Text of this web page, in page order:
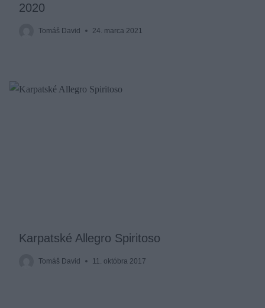
2020
Tomáš David 24. marca 2021
Karpatské Allegro Spiritoso
Tomáš David 11. októbra 2017